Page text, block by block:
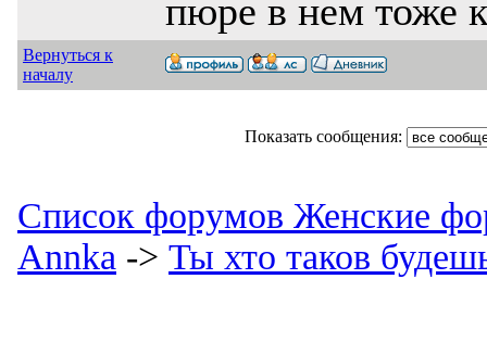
пюре в нем тоже
Вернуться к
началу
Показать сообщения:
Список форумов Женские
Annka -> Ты хто таков